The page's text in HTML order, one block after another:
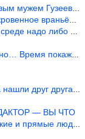
Гузеевой был Илья
враньё… Конкретн
либо иметь зубы
покажет, что буде
друга и «остепен
— ВЫ ЧТО
люди… Как мо